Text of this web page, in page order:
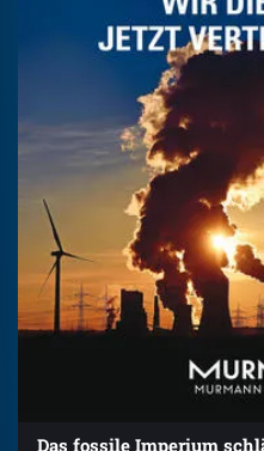
Das fossile Imperium